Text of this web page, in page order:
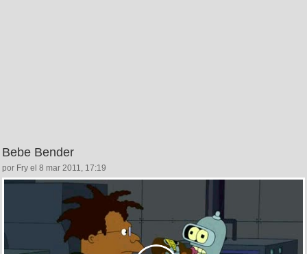
Bebe Bender
por Fry el 8 mar 2011, 17:19